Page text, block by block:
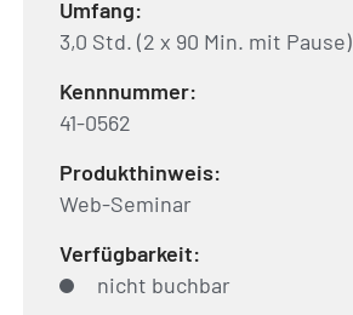
Umfang:
3,0 Std. (2 x 90 Min. mit Pause)
Kennnummer:
41-0562
Produkthinweis:
Web-Seminar
Verfügbarkeit:
nicht buchbar